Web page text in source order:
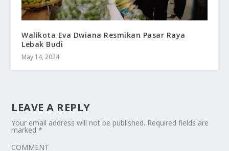
Walikota Eva Dwiana Resmikan Pasar Raya
Lebak Budi
May 14, 2024
LEAVE A REPLY
Your email address will not be published. Required fields are
marked*
COMMENT